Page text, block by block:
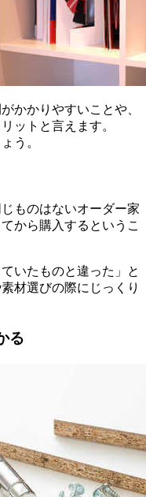
かかりやすいことや、
ットと言えます。
う。
ものはないオーダー家
から購入するというこ
いたものと違った」と
材選びの際にじっくり
る